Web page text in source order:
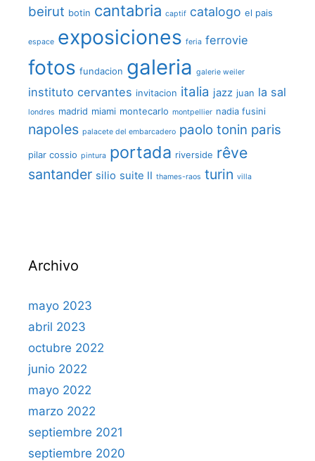
beirut botin cantabria captif catalogo el pais
espace exposiciones feria ferrovie
fotos fundacion galeria galerie weiler
instituto cervantes invitacion italia jazz juan la sal
londres madrid miami montecarlo montpellier nadia fusini
napoles palacete del embarcadero paolo tonin paris
pilar cossio pintura portada riverside rêve
santander silio suite II thames-raos turin villa
Archivo
mayo 2023
abril 2023
octubre 2022
junio 2022
mayo 2022
marzo 2022
septiembre 2021
septiembre 2020